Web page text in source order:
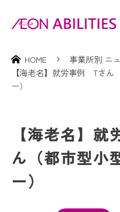
HOME
事業所別 ニ
【海老名】就労事例 Tさん
ー）
【海老名】
ん（都市型小
ー）